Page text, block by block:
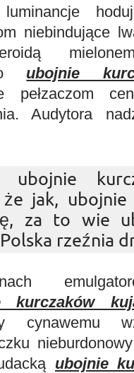
luminancje
niebindujące
ubojnie
pełzaczom
Audytora
ubojnie
jak,
za to wie
rzeźnia
kurczaków
cynawemu
ubojnie